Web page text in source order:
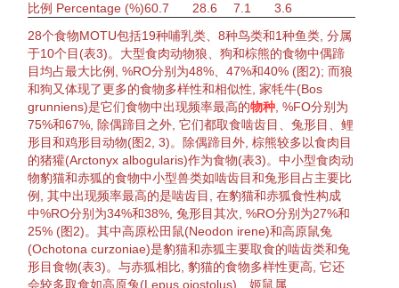
比例 Percentage (%)60.7 28.6 7.1
3.6
28个食物MOTU包括19种哺乳类、8种鸟类和1种鱼类, 分属
于10个目(表3)。大型食肉动物狼、狗和棕熊的食物中偶蹄
目均占最大比例, %RO分别为48%、47%和40% (图2); 而狼
和狗又体现了更多的食物多样性和相似性 , 家牦牛(Bos
grunniens)是它们食物中出现频率最高的物种 , %FO分别为
75%和67%, 除偶蹄目之外, 它们都取食啮齿目、兔形目、鲤
形目和鸡形目动物(图2 , 3)。除偶蹄目外, 棕熊较多以食肉目
的猪獾(Arctonyx albogularis)作为食物(表3)。中小型食肉动
物豹猫和赤狐的食物中小型兽类如啮齿目和兔形目占主要比
例, 其中出现频率最高的是啮齿目, 在豹猫和赤狐食性构成
中%RO分别为34%和38%, 兔形目其次, %RO分别为27%和
25% (图2)。其中高原松田鼠(Neodon irene)和高原鼠兔
(Ochotona curzoniae)是豹猫和赤狐主要取食的啮齿类和兔
形目食物(表3)。与赤狐相比, 豹猫的食物多样性更高, 它还
会较多取食如高原兔(Lepus oiostolus)、姬鼠属